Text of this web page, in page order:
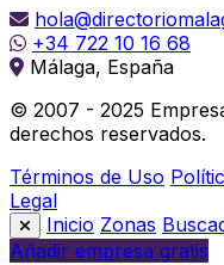
+34 722 10 16 68
Málaga, España
© 2007 - 2025
derechos reservados.
Términos de Uso
Legal
Inicio Zonas
Añadir empresa gratis